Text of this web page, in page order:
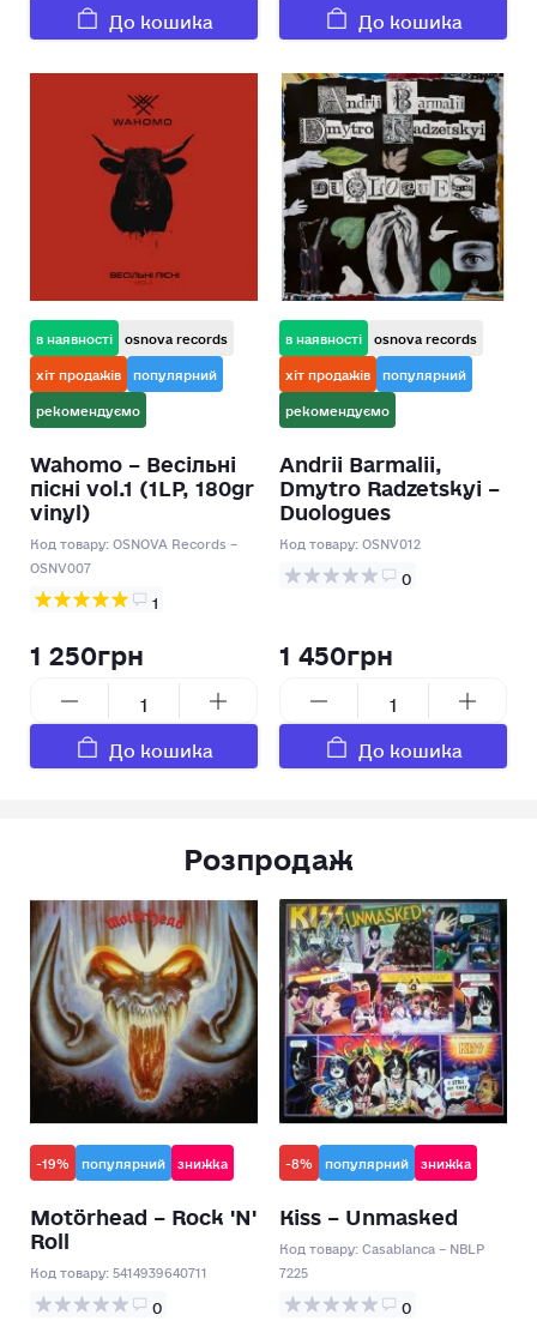
До кошика До кошика
в наявності osnova records
хіт продажів популярний
рекомендуємо
Wahomo – Весільні
пісні vol.1 (1LP, 180gr
vinyl)
Код товару:OSNOVA Records –
OSNV007
1
1 250грн
До кошика
в наявності osnova records
хіт продажів популярний
рекомендуємо
Andrii Barmalii,
Dmytro Radzetskyi –
Duologues
Код товару:OSNV012
0
1 450грн
До кошика
Розпродаж
-19% популярний знижка
Motörhead – Rock 'N'
Roll
Код товару:5414939640711
0
-8% популярний знижка
Kiss – Unmasked
Код товару:Casablanca – NBLP
7225
0